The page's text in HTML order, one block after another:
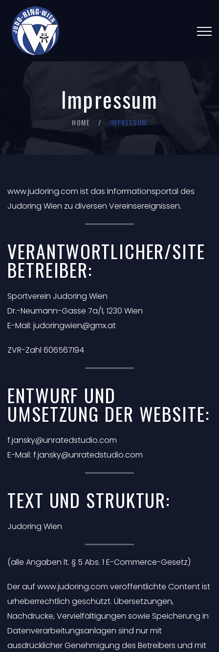
Impressum
HOME IMPRESSUM
www.judoring.com ist das Informationsportal des
Judoring Wien zu diversen Vereinsereignissen.
VERANTWORTLICHER/SITE
BETREIBER:
Sportverein Judoring Wien
Dr.-Neumann-Gasse 7a/1, 1230 Wien
E-Mail: judoringwien@gmx.at
ZVR-Zahl 606567194
ENTWURF UND
UMSETZUNG DER WEBSITE:
f.jansky@unratedstudio.com
E-Mail: f.jansky@unratedstudio.com
TEXT UND STRUKTUR:
Judoring Wien
(alle Angaben lt. § 5 Abs. 1 E-Commerce-Gesetz)
Der auf www.judoring.com veröffentlichte Content ist
urheberrechtlich geschützt. Übersetzungen,
Nachdrucke, Vervielfältigungen sowie Speicherung in
Datenverarbeitungsanlagen sind nur mit
ausdrücklicher Genehmigung des Betreibers und mit